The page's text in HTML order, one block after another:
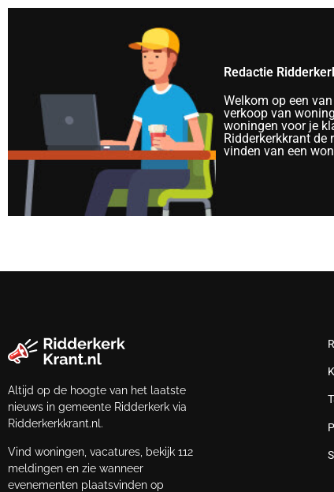
Redactie
Welkom op een
verkoop van
woningen voor je
Ridderkerkkrant de
vinden van een
Altijd op de hoogte van het laatste
nieuws in gemeente Ridderkerk via
Ridderkerkkrant.nl.
Vind woningen, vacatures, bekijk 112
meldingen en zie wanneer
evenementen plaatsvinden op